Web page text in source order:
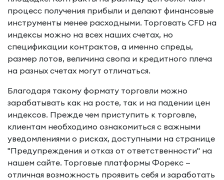
процесс получения прибыли и делают финансовые
инструменты менее расходными. Торговать CFD на
индексы можно на всех наших счетах, но
спецификации контрактов, а именно спреды,
размер лотов, величина свопа и кредитного плеча
на разных счетах могут отличаться.
Благодаря такому формату торговли можно
зарабатывать как на росте, так и на падении цен
индексов. Прежде чем приступить к торговле,
клиентам необходимо ознакомиться с важными
уведомлениями о рисках, доступными на странице
"Предупреждения и отказ от ответственности" на
нашем сайте. Торговые платформы Форекс —
отличная возможность проявить себя и заработать